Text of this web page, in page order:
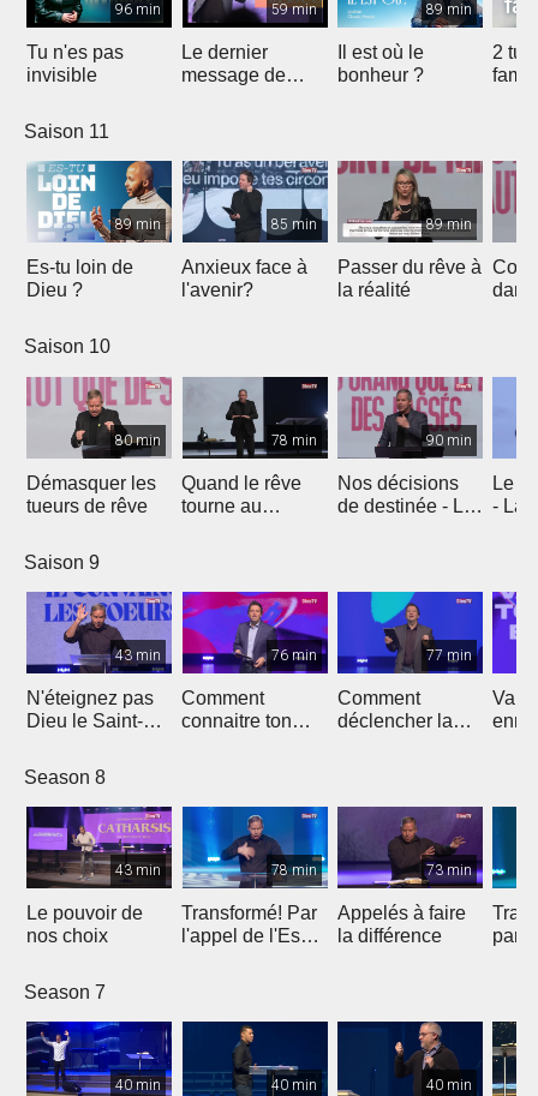
96 min
Tu n'es pas
invisible
59 min
Le dernier
message de
89 min
Il est où le
bonheur ?
2
Saison 11
89 min
Es-tu loin de
Dieu ?
85 min
Anxieux face à
l'avenir?
89 min
Passer du rêve à
la réalité
dans
Saison 10
80 min
Démasquer les
tueurs de rêve
78 min
Quand le rêve
tourne au
90 min
Nos décisions
de destinée - La
Le
- La
Saison 9
43 min
N'éteignez pas
Dieu le Saint-
76 min
Comment
connaitre ton
77 min
Comment
déclencher la
Season 8
43 min
Le pouvoir de
nos choix
78 min
Transformé! Par
l'appel de l'Esprit
73 min
Appelés à faire
la différence
Season 7
40 min 40 min 40 min